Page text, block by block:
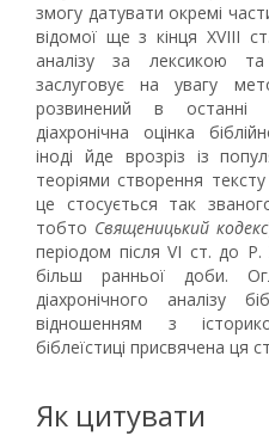
змогу датувати окремі
відомої ще з кінця XVIII
аналізу за лексикою
заслуговує на увагу
розвинений в останні
діахронічна оцінка
іноді йде врозріз із
теоріями створення
це стосується так
тобто Священицький кодекс
періодом після VI ст. до
більш ранньої доби.
діахронічного аналізу
відношенням з
біблеїстиці присвячена ця
Як цитувати